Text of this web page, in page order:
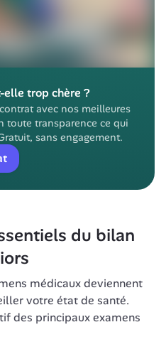
trop chère ?
avec nos meilleures
toute transparence ce qui
sans engagement.
du bilan
médicaux deviennent
votre état de santé.
des principaux examens